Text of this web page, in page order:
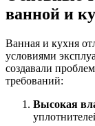
ванной и
Ванная и кухня
условиями
создавали
требований:
Высокая